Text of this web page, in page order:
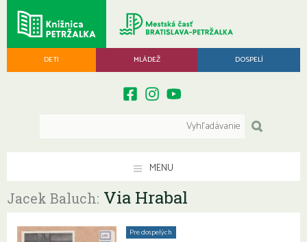
DETI MLÁDEŽ DOSPELÍ
MENU
Jacek Baluch: Via Hrabal
Pre dospelých